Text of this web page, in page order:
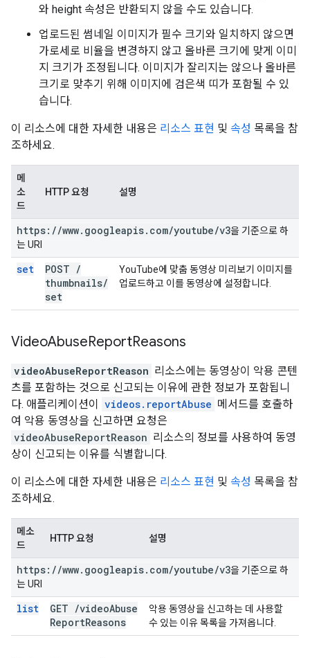
와 height 속성은 반환되지 않을 수도 있습니다.
업로드된 썸네일 이미지가 필수 크기와 일치하지 않으면
가로세로 비율을 변경하지 않고 올바른 크기에 맞게 이미
지 크기가 조정됩니다. 이미지가 잘리지는 않으나 올바른
크기로 맞추기 위해 이미지에 검은색 띠가 포함될 수 있
습니다.
이 리소스에 대한 자세한 내용은 리소스 표현 및 속성 목록을 참
조하세요.
메
소
드
HTTP 요청 설명
https: //www. googleapis. com/youtube/v3을 기준으로 하
는 URI
set POST /
thumbnails/
set
YouTube에 맞춤 동영상 미리보기 이미지를
업로드하고 이를 동영상에 설정합니다.
VideoAbuseReportReasons
videoAbuseReportReason 리소스에는 동영상이 악용 콘텐
츠를 포함하는 것으로 신고되는 이유에 관한 정보가 포함됩니
다. 애플리케이션이
videos.reportAbuse 메서드를 호출하
여 악용 동영상을 신고하면 요청은
videoAbuseReportReason 리소스의 정보를 사용하여 동영
상이 신고되는 이유를 식별합니다.
이 리소스에 대한 자세한 내용은 리소스 표현 및 속성 목록을 참
조하세요.
메소
드
HTTP 요청 설명
https: //www. googleapis. com/youtube/v3을 기준으로 하
는 URI
list GET /videoAbuse
ReportReasons
악용 동영상을 신고하는 데 사용할
수 있는 이유 목록을 가져옵니다.